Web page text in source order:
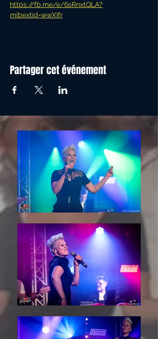
https://fb.me/e/6sRnxtQLA?
mibextid=wwXIfr
Partager cet événement